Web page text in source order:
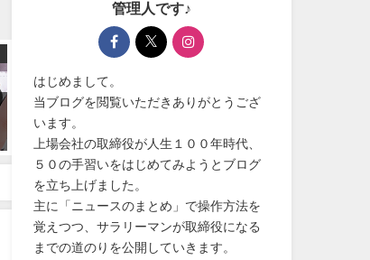
アフィリエイト
鍵盤ハーモニカ メロディピアノ
アルト 学校 幼稚園 小学校 音楽
授業 プレゼントに最適 ピアニ
2024年4月23日
【アシスト自転車】快適さ
ビビ・DXの魅力・送料無料
2024年10月31日
管理人です♪
はじめまして。
当ブログを閲覧いただきありがとうござ
います。
上場会社の取締役が人生１００年時代、
５０の手習いをはじめてみようとブログ
を立ち上げました。
主に「ニュースのまとめ」で操作方法を
覚えつつ、サラリーマンが取締役になる
までの道のりを公開していきます。